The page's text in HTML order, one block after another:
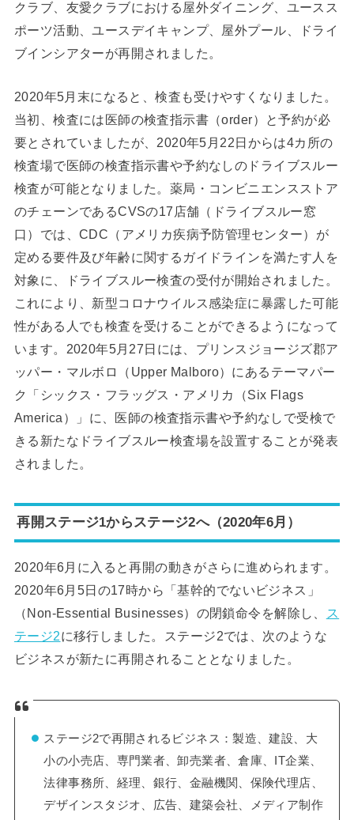
クラブ、友愛クラブにおける屋外ダイニング、ユースス
ポーツ活動、ユースデイキャンプ、屋外プール、ドライ
ブインシアターが再開されました。
2020年5月末になると、検査も受けやすくなりました。
当初、検査には医師の検査指示書（order）と予約が必
要とされていましたが、2020年5月22日からは4カ所の
検査場で医師の検査指示書や予約なしのドライブスルー
検査が可能となりました。薬局・コンビニエンスストア
のチェーンであるCVSの17店舗（ドライブスルー窓
口）では、CDC（アメリカ疾病予防管理センター）が
定める要件及び年齢に関するガイドラインを満たす人を
対象に、ドライブスルー検査の受付が開始されました。
これにより、新型コロナウイルス感染症に暴露した可能
性がある人でも検査を受けることができるようになって
います。2020年5月27日には、プリンスジョージズ郡ア
ッパー・マルボロ（Upper Malboro）にあるテーマパー
ク「シックス・フラッグス・アメリカ（Six Flags
America）」に、医師の検査指示書や予約なしで受検で
きる新たなドライブスルー検査場を設置することが発表
されました。
再開ステージ1からステージ2へ（2020年6月）
2020年6月に入ると再開の動きがさらに進められます。
2020年6月5日の17時から「基幹的でないビジネス」
（Non-Essential Businesses）の閉鎖命令を解除し、
ス
テージ2に移行しました。ステージ2では、次のような
ビジネスが新たに再開されることとなりました。
ステージ2で再開されるビジネス：製造、建設、大
小の小売店、専門業者、卸売業者、倉庫、IT企業、
法律事務所、経理、銀行、金融機関、保険代理店、
デザインスタジオ、広告、建築会社、メディア制作